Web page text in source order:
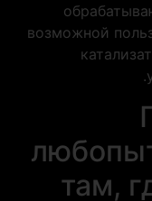
возможной
.
там,